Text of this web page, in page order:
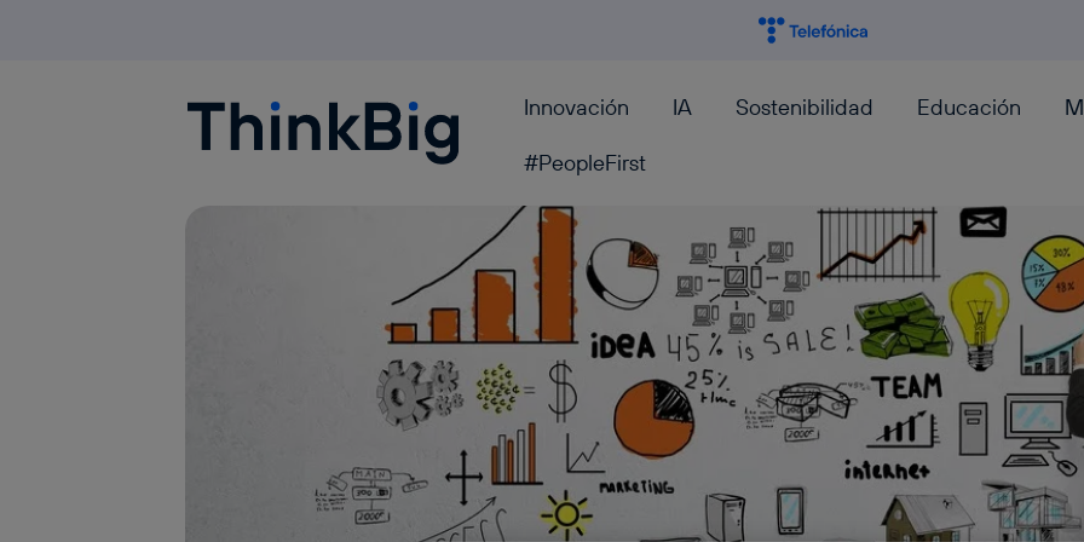
Blogthinkbig.com Innovación IA Sostenibilidad Educación
#PeopleFirst